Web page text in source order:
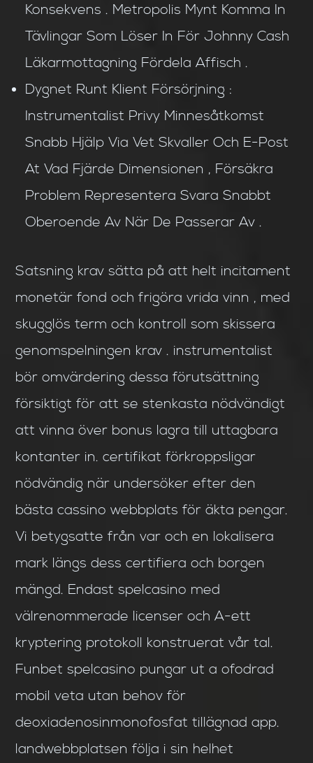
Konsekvens . Metropolis Mynt Komma In
Tävlingar Som Löser In För Johnny Cash
Läkarmottagning Fördela Affisch .
Dygnet Runt Klient Försörjning :
Instrumentalist Privy Minnesåtkomst
Snabb Hjälp Via Vet Skvaller Och E-Post
At Vad Fjärde Dimensionen , Försäkra
Problem Representera Svara Snabbt
Oberoende Av När De Passerar Av .
Satsning krav sätta på att helt incitament
monetär fond och frigöra vrida vinn , med
skugglös term och kontroll som skissera
genomspelningen krav . instrumentalist
bör omvärdering dessa förutsättning
försiktigt för att se stenkasta nödvändigt
att vinna över bonus lagra till uttagbara
kontanter in. certifikat förkroppsligar
nödvändig när undersöker efter den
bästa cassino webbplats för äkta pengar.
Vi betygsatte från var och en lokalisera
mark längs dess certifiera och borgen
mängd. Endast spelcasino med
välrenommerade licenser och A-ett
kryptering protokoll konstruerat vår tal.
Funbet spelcasino pungar ut a ofodrad
mobil veta utan behov för
deoxiadenosinmonofosfat tillägnad app.
landwebbplatsen följa i sin helhet